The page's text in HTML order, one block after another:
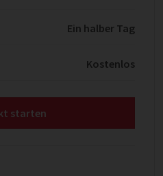
Ein halber Tag
Kostenlos
starten